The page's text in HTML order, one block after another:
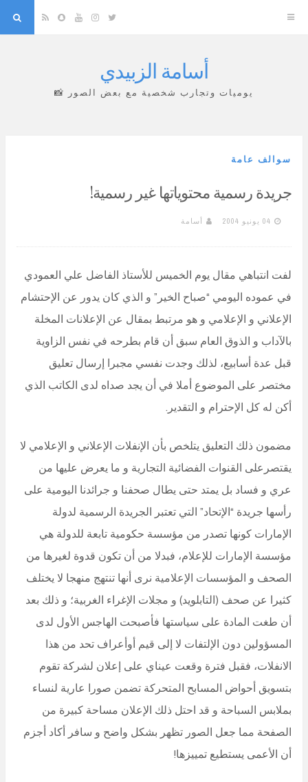
Twitter
Instagram
YouTube
Snapchat
RSS
أسامة الزبيدي
يوميات وتجارب شخصية مع بعض الصور 📸
سوالف عامة
جريدة رسمية محتوياتها غير رسمية!
04 يونيو 2004 أسامة
لفت انتباهي مقال يوم الخميس للأستاذ الفاضل علي العمودي
في عموده اليومي “صباح الخير” و الذي كان يدور عن الإحتشام
الإعلاني و الإعلامي و هو مرتبط بمقال عن الإعلانات المخلة
بالآداب و الذوق العام سبق أن قام بطرحه في نفس الزاوية
قبل عدة أسابيع، لذلك وجدت نفسي مجبرا إرسال تعليق
مختصر على الموضوع أملا في أن يجد صداه لدى الكاتب الذي
أكن له كل الإحترام و التقدير.
مضمون ذلك التعليق يتلخص بأن الإنفلات الإعلاني و الإعلامي لا
يقتصرعلى القنوات الفضائية التجارية و ما يعرض عليها من
عري و فساد بل يمتد حتى يطال صحفنا و جرائدنا اليومية على
رأسها جريدة “الإتحاد” التي تعتبر الجريدة الرسمية لدولة
الإمارات كونها تصدر من مؤسسة حكومية تابعة للدولة هي
مؤسسة الإمارات للإعلام، فبدلا من أن تكون قدوة لغيرها من
الصحف و المؤسسات الإعلامية نرى أنها تنتهج منهجا لا يختلف
كثيرا عن صحف (التابلويد) و مجلات الإغراء الغربية؛ و ذلك بعد
أن طغت المادة على سياستها فأصبحت الهاجس الأول لدى
المسؤولين دون الإلتفات لا إلى قيم أوأعراف تحد من هذا
الانفلات، فقبل فترة وقعت عيناي على إعلان لشركة تقوم
بتسويق أحواض المسابح المتحركة تضمن صورا عارية لنساء
بملابس السباحة و قد احتل ذلك الإعلان مساحة كبيرة من
الصفحة مما جعل الصور تظهر بشكل واضح و سافر أكاد أجزم
أن الأعمى يستطيع تمييزها!